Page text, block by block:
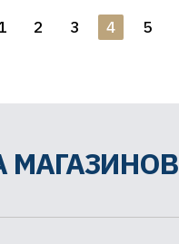
2 3 4 5
МАГАЗИНОВ